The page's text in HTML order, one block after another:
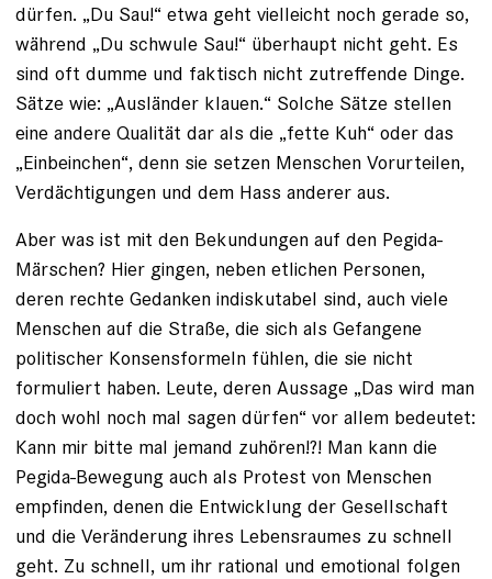
dürfen. „Du Sau!“ etwa geht vielleicht noch gerade so,
während „Du schwule Sau!“ überhaupt nicht geht. Es
sind oft dumme und faktisch nicht zutreffende Dinge.
Sätze wie: „Ausländer klauen.“ Solche Sätze stellen
eine andere Qualität dar als die „fette Kuh“ oder das
„Einbeinchen“, denn sie setzen Menschen Vorurteilen,
Verdächtigungen und dem Hass anderer aus.
Aber was ist mit den Bekundungen auf den Pegida-
Märschen? Hier gingen, neben etlichen Personen,
deren rechte Gedanken indiskutabel sind, auch viele
Menschen auf die Straße, die sich als Gefangene
politischer Konsensformeln fühlen, die sie nicht
formuliert haben. Leute, deren Aussage „Das wird man
doch wohl noch mal sagen dürfen“ vor allem bedeutet:
Kann mir bitte mal jemand zuhören!?! Man kann die
Pegida-Bewegung auch als Protest von Menschen
empfinden, denen die Entwicklung der Gesellschaft
und die Veränderung ihres Lebensraumes zu schnell
geht. Zu schnell, um ihr rational und emotional folgen